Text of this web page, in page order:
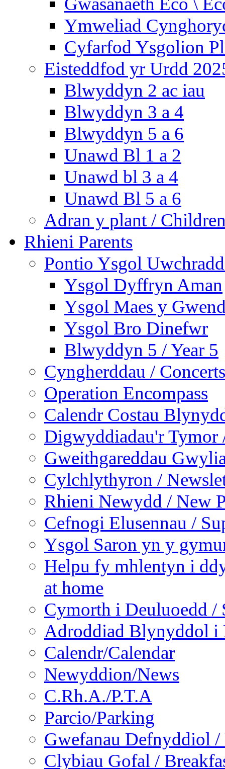
Ymweliad
Cyfarfod Ysgolion
Eisteddfod yr Urdd
Blwyddyn 2 ac iau
Blwyddyn 3 a 4
Blwyddyn 5 a 6
Unawd Bl 1 a 2
Unawd bl 3 a 4
Unawd Bl 5 a 6
Adran y plant /
Rhieni Parents
Pontio Ysgol
Ysgol Dyffryn Aman
Ysgol Maes y
Ysgol Bro Dinefwr
Blwyddyn 5 / Year 5
Cyngherddau / Concerts
Operation Encompass
Calendr Costau
Digwyddiadau'r Tymor
Gweithgareddau
Cylchlythyron /
Rhieni Newydd / New
Cefnogi Elusennau /
Ysgol Saron yn y
Helpu fy mhlentyn i
at home
Cymorth i Deuluoedd /
Adroddiad Blynyddol i
Calendr/Calendar
Newyddion/News
C.Rh.A./P.T.A
Parcio/Parking
Gwefanau Defnyddiol /
Clybiau Gofal /